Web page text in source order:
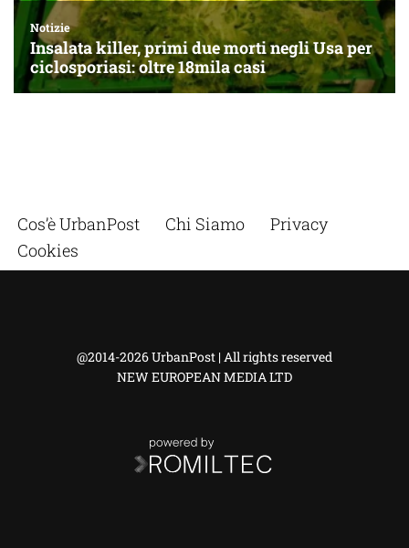
Cos’è UrbanPost Chi Siamo
Privacy
Cookies
@2014-2026 UrbanPost | All rights reserved
NEW EUROPEAN MEDIA LTD